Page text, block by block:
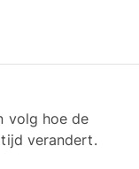
volg hoe de
verandert.